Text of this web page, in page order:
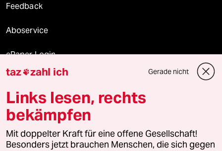
Feedback
Aboservice
ePaper Login
Downloads für Abonnierende
© 2026 taz Verlags und Vertriebs GmbH
Alle Rechte vorbehalten. Bei rechtlichen Fragen oder für Genehmigungen
wenden Sie sich bitte an
lizenzen@taz.de
taz zahl ich Gerade nicht
Links lesen, rechts
bekämpfen
Mit doppelter Kraft für eine offene Gesellschaft!
Besonders jetzt brauchen Menschen, die sich gegen